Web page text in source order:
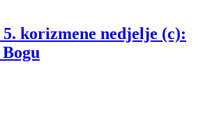
korizmene nedjelje (c):